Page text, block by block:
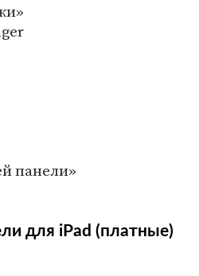
панели»
для iPad (платные)